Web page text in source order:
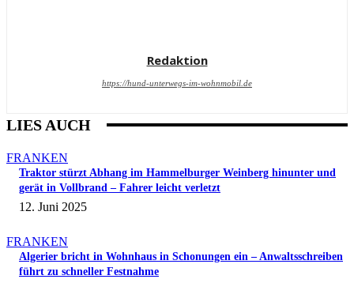
Redaktion
https://hund-unterwegs-im-wohnmobil.de
LIES AUCH
FRANKEN
Traktor stürzt Abhang im Hammelburger Weinberg hinunter und
gerät in Vollbrand – Fahrer leicht verletzt
12. Juni 2025
FRANKEN
Algerier bricht in Wohnhaus in Schonungen ein – Anwaltsschreiben
führt zu schneller Festnahme